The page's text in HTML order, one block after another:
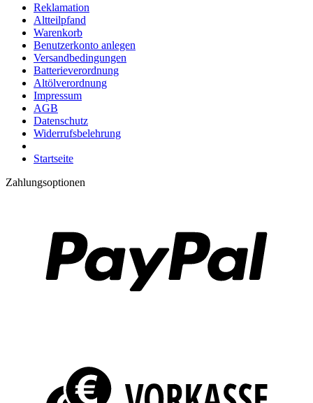
Reklamation
Altteilpfand
Warenkorb
Benutzerkonto anlegen
Versandbedingungen
Batterieverordnung
Altölverordnung
Impressum
AGB
Datenschutz
Widerrufsbelehrung
Startseite
Zahlungsoptionen